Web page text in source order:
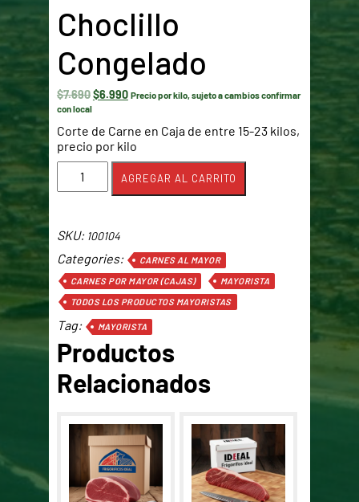
Choclillo
Congelado
$7.690El
precio
era:
$7.690.
$6.990El
es:
$6.990.
Precio por kilo, sujeto a cambios confirmar
con local
Corte de Carne en Caja de entre 15-23 kilos,
precio por kilo
Choclillo
Congelado
AGREGAR AL CARRITO
SKU: 100104
Categories:
CARNES AL MAYOR
CARNES POR MAYOR (CAJAS)
MAYORISTA
TODOS LOS PRODUCTOS MAYORISTAS
Tag: MAYORISTA
Productos
Relacionados